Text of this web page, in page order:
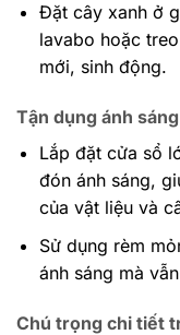
Đặt cây xanh ở
lavabo hoặc
mới, sinh động.
Tận dụng ánh
Lắp đặt cửa sổ
đón ánh sáng,
của vật liệu và
Sử dụng rèm
ánh sáng mà
Chú trọng chi tiết